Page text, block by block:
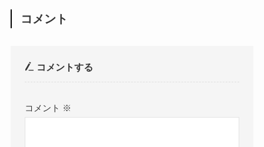
コメント
コメントする
コメント ※